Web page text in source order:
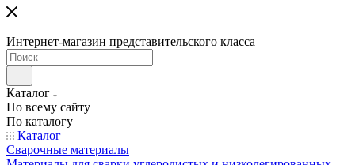
Интернет-магазин представительского класса
Каталог
По всему сайту
По каталогу
Каталог
Сварочные материалы